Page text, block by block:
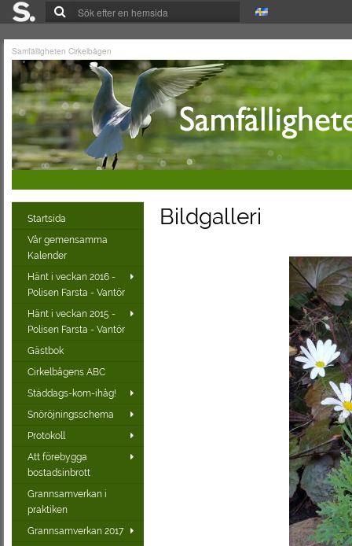
Samfälligheten Cirkelbågen
Startsida
Vår gemensamma
Kalender
Hänt i veckan 2016 -
Polisen Farsta - Vantör
Hänt i veckan 2015 -
Polisen Farsta - Vantör
Gästbok
Cirkelbågens ABC
Städdags-kom-ihåg!
Snöröjningsschema
Protokoll
Att förebygga
bostadsinbrott
Grannsamverkan i
praktiken
Grannsamverkan 2017
Bildgalleri